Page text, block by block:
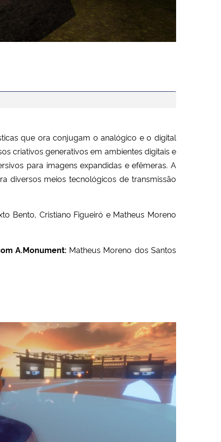
que ora conjugam o analógico e o digital
criativos generativos em ambientes digitais e
para imagens expandidas e efêmeras. A
diversos meios tecnológicos de transmissão
Bento, Cristiano Figueiró e Matheus Moreno
A.Monument: Matheus Moreno dos Santos